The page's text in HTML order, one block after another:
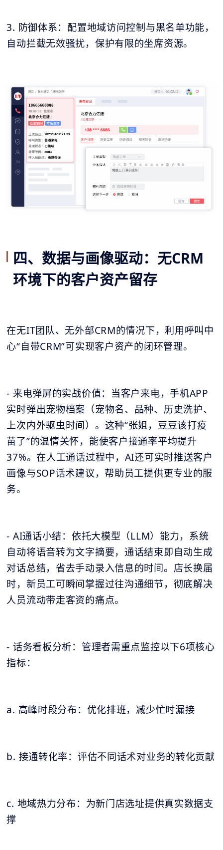
3. 防御体系：配置地域访问控制与黑名单功能，
自动拦截无效骚扰，保护有限的坐席资源。
四、数据与画像驱动：无CRM
环境下的客户资产留存
在无IT团队、无外部CRM的情况下，利用呼叫中
心“自带CRM”可实现客户资产的闭环管理。
- 来电弹屏的实战价值：当客户来电，手机APP
实时弹出宠物档案（宠物名、品种、历史洗护、
上次内外驱虫时间）。这种“张姐，豆豆该打疫
苗了”的温情关怀，能使客户接通率平均提升
37%。在人工通话过程中，AI还可实时推送客户
画像与SOP话术建议，帮助员工提供更专业的服
务。
- AI通话小结：依托大模型（LLM）能力，系统
自动将语音转为文字摘要，通话结束即自动生成
对话总结，省去手动录入信息的时间。店长换届
时，新员工可瞬间掌握过往沟通细节，彻底解决
人员流动带走客资的痛点。
- 话务看板分析：管理者需重点监控以下6项核心
指标：
a. 高峰时段分布：优化排班，减少忙时漏接
b. 接通转化率：评估不同话术对业务的转化贡献
c. 地域热力分布：为新门店选址提供真实数据支
撑